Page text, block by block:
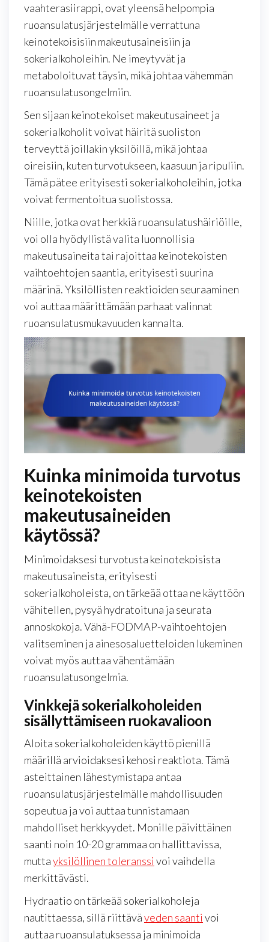
vaahterasiirappi, ovat yleensä helpompia
ruoansulatusjärjestelmälle verrattuna
keinotekoisisiin makeutusaineisiin ja
sokerialkoholeihin. Ne imeytyvät ja
metaboloituvat täysin, mikä johtaa vähemmän
ruoansulatusongelmiin.
Sen sijaan keinotekoiset makeutusaineet ja
sokerialkoholit voivat häiritä suoliston
terveyttä joillakin yksilöillä, mikä johtaa
oireisiin, kuten turvotukseen, kaasuun ja ripuliin.
Tämä pätee erityisesti sokerialkoholeihin, jotka
voivat fermentoitua suolistossa.
Niille, jotka ovat herkkiä ruoansulatushäiriöille,
voi olla hyödyllistä valita luonnollisia
makeutusaineita tai rajoittaa keinotekoisten
vaihtoehtojen saantia, erityisesti suurina
määrinä. Yksilöllisten reaktioiden seuraaminen
voi auttaa määrittämään parhaat valinnat
ruoansulatusmukavuuden kannalta.
Kuinka minimoida turvotus
keinotekoisten
makeutusaineiden
käytössä?
Minimoidaksesi turvotusta keinotekoisista
makeutusaineista, erityisesti
sokerialkoholeista, on tärkeää ottaa ne käyttöön
vähitellen, pysyä hydratoituna ja seurata
annoskokoja. Vähä-FODMAP-vaihtoehtojen
valitseminen ja ainesosaluetteloiden lukeminen
voivat myös auttaa vähentämään
ruoansulatusongelmia.
Vinkkejä sokerialkoholeiden
sisällyttämiseen ruokavalioon
Aloita sokerialkoholeiden käyttö pienillä
määrillä arvioidaksesi kehosi reaktiota. Tämä
asteittainen lähestymistapa antaa
ruoansulatusjärjestelmälle mahdollisuuden
sopeutua ja voi auttaa tunnistamaan
mahdolliset herkkyydet. Monille päivittäinen
saanti noin 10-20 grammaa on hallittavissa,
muttayksilöllinen toleranssi voi vaihdella
merkittävästi.
Hydraatio on tärkeää sokerialkoholeja
nautittaessa, sillä riittäväveden saanti voi
auttaa ruoansulatuksessa ja minimoida